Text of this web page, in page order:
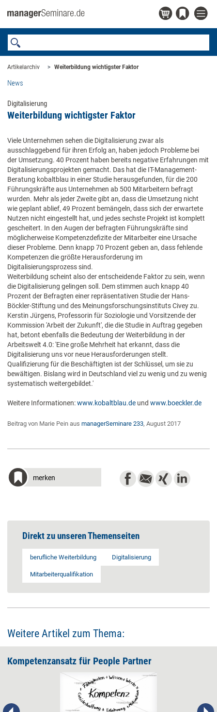
Artikelarchiv Weiterbildung wichtigster Faktor
News
Digitalisierung
Weiterbildung wichtigster Faktor
Viele Unternehmen sehen die Digitalisierung zwar als
ausschlaggebend für ihren Erfolg an, haben jedoch Probleme bei
der Umsetzung. 40 Prozent haben bereits negative Erfahrungen mit
Digitalisierungsprojekten gemacht. Das hat die IT-Management-
Beratung kobaltblau in einer Studie herausgefunden, für die 200
Führungskräfte aus Unternehmen ab 500 Mitarbeitern befragt
wurden. Mehr als jeder Zweite gibt an, dass die Umsetzung nicht
wie geplant ablief, 49 Prozent bemängeln, dass sich der erwartete
Nutzen nicht eingestellt hat, und jedes sechste Projekt ist komplett
gescheitert. In den Augen der befragten Führungskräfte sind
möglicherweise Kompetenzdefizite der Mitarbeiter eine Ursache
dieser Probleme. Denn knapp 70 Prozent geben an, dass fehlende
Kompetenzen die größte Herausforderung im
Digitalisierungsprozess sind.
Weiterbildung scheint also der entscheidende Faktor zu sein, wenn
die Digitalisierung gelingen soll. Dem stimmen auch knapp 40
Prozent der Befragten einer repräsentativen Studie der Hans-
Böckler-Stiftung und des Meinungsforschungsinstituts Civey zu.
Kerstin Jürgens, Professorin für Soziologie und Vorsitzende der
Kommission 'Arbeit der Zukunft', die die Studie in Auftrag gegeben
hat, betont ebenfalls die Bedeutung der Weiterbildung in der
Arbeitswelt 4.0: 'Eine große Mehrheit hat erkannt, dass die
Digitalisierung uns vor neue Herausforderungen stellt.
Qualifizierung für die Beschäftigten ist der Schlüssel, um sie zu
bewältigen. Bislang wird in Deutschland viel zu wenig und zu wenig
systematisch weitergebildet.'
Weitere Informationen:www.kobaltblau.de und www.boeckler.de
Beitrag von Marie Pein aus managerSeminare 233, August 2017
merken
Direkt zu unseren Themenseiten
berufliche Weiterbildung Digitalisierung
Mitarbeiterqualifikation
Weitere Artikel zum Thema:
Kompetenzansatz für ­People Partner